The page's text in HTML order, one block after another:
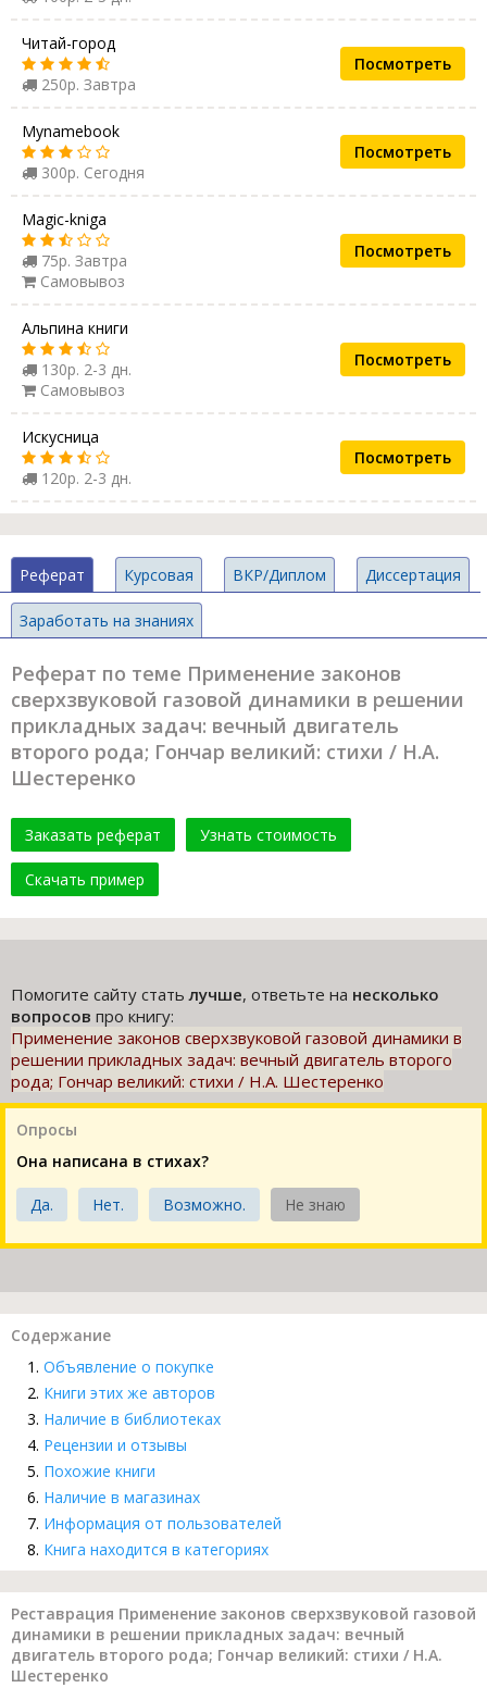
Читай-город
250р. Завтра
Посмотреть
Mynamebook
300р. Сегодня
Посмотреть
Magic-kniga
75р. Завтра
Самовывоз
Посмотреть
Альпина книги
130р. 2-3 дн.
Самовывоз
Посмотреть
Искусница
120р. 2-3 дн.
Посмотреть
Реферат Курсовая ВКР/Диплом Диссертация
Заработать на знаниях
Реферат по теме Применение законов
сверхзвуковой газовой динамики в решении
прикладных задач: вечный двигатель
второго рода; Гончар великий: стихи / Н.А.
Шестеренко
Заказать реферат Узнать стоимость
Скачать пример
Помогите сайту статьлучше, ответьте на несколько
вопросов про книгу:
Применение законов сверхзвуковой газовой динамики в
решении прикладных задач: вечный двигатель второго
рода; Гончар великий: стихи / Н.А. Шестеренко
Опросы
Она написана в стихах?
Да. Нет. Возможно. Не знаю
Содержание
Объявление о покупке
Книги этих же авторов
Наличие в библиотеках
Рецензии и отзывы
Похожие книги
Наличие в магазинах
Информация от пользователей
Книга находится в категориях
Реставрация Применение законов сверхзвуковой газовой
динамики в решении прикладных задач: вечный
двигатель второго рода; Гончар великий: стихи / Н.А.
Шестеренко